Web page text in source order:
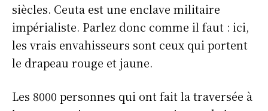
siècles. Ceuta est une enclave militaire
impérialiste. Parlez donc comme il faut : ici,
les vrais envahisseurs sont ceux qui portent
le drapeau rouge et jaune.
Les 8000 personnes qui ont fait la traversée à